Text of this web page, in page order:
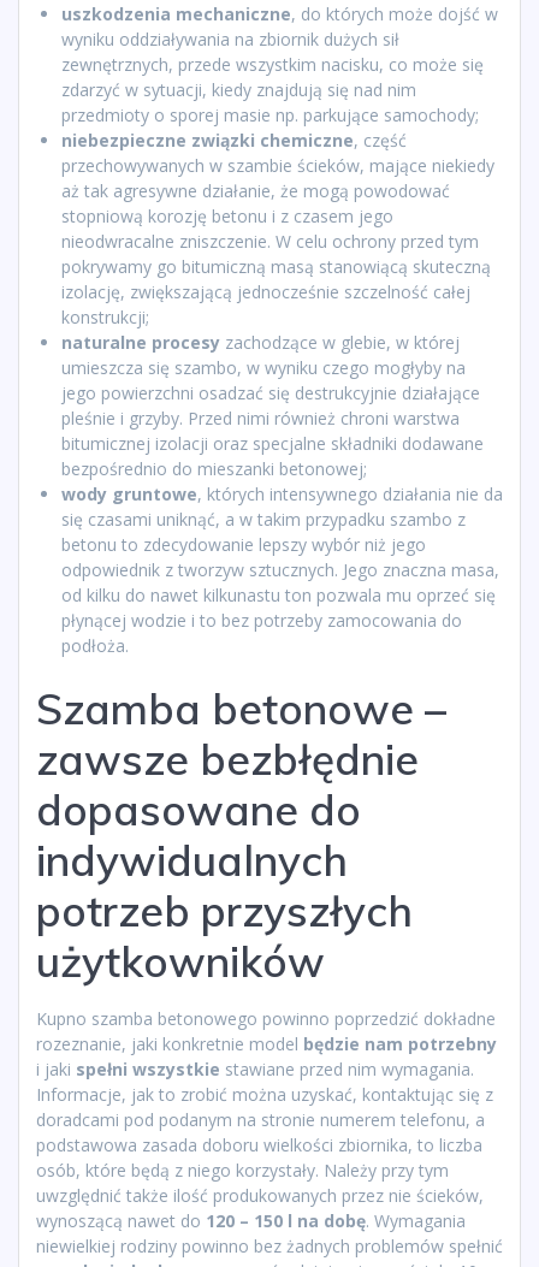
uszkodzenia mechaniczne, do których może dojść w
wyniku oddziaływania na zbiornik dużych sił
zewnętrznych, przede wszystkim nacisku, co może się
zdarzyć w sytuacji, kiedy znajdują się nad nim
przedmioty o sporej masie np. parkujące samochody;
niebezpieczne związki chemiczne, część
przechowywanych w szambie ścieków, mające niekiedy
aż tak agresywne działanie, że mogą powodować
stopniową korozję betonu i z czasem jego
nieodwracalne zniszczenie. W celu ochrony przed tym
pokrywamy go bitumiczną masą stanowiącą skuteczną
izolację, zwiększającą jednocześnie szczelność całej
konstrukcji;
naturalne procesy zachodzące w glebie, w której
umieszcza się szambo, w wyniku czego mogłyby na
jego powierzchni osadzać się destrukcyjnie działające
pleśnie i grzyby. Przed nimi również chroni warstwa
bitumicznej izolacji oraz specjalne składniki dodawane
bezpośrednio do mieszanki betonowej;
wody gruntowe, których intensywnego działania nie da
się czasami uniknąć, a w takim przypadku szambo z
betonu to zdecydowanie lepszy wybór niż jego
odpowiednik z tworzyw sztucznych. Jego znaczna masa,
od kilku do nawet kilkunastu ton pozwala mu oprzeć się
płynącej wodzie i to bez potrzeby zamocowania do
podłoża.
Szamba betonowe –
zawsze bezbłędnie
dopasowane do
indywidualnych
potrzeb przyszłych
użytkowników
Kupno szamba betonowego powinno poprzedzić dokładne
rozeznanie, jaki konkretnie model będzie nam potrzebny
i jaki spełni wszystkie stawiane przed nim wymagania.
Informacje, jak to zrobić można uzyskać, kontaktując się z
doradcami pod podanym na stronie numerem telefonu, a
podstawowa zasada doboru wielkości zbiornika, to liczba
osób, które będą z niego korzystały. Należy przy tym
uwzględnić także ilość produkowanych przez nie ścieków,
wynoszącą nawet do 120 – 150 l na dobę. Wymagania
niewielkiej rodziny powinno bez żadnych problemów spełnić